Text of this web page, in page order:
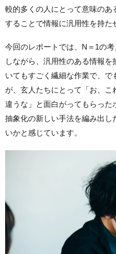
較的多くの人にとって意味の
することで情報に汎用性を持た
今回のレポートでは、N＝1の
しながら、汎用性のある情報
いてもすごく繊細な作業で、
が、玄人たちにとって「お、こ
違うな」と面白がってもらった
抽象化の新しい手法を編み出
いかと感じています。